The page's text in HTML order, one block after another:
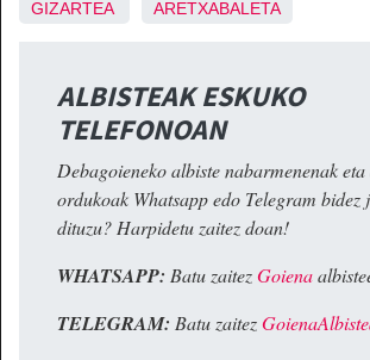
GIZARTEA ARETXABALETA
ALBISTEAK ESKUKO
TELEFONOAN
Debagoieneko albiste nabarmenenak eta
ordukoak Whatsapp edo Telegram bidez
dituzu? Harpidetu zaitez doan!
WHATSAPP: Batu zaitezGoiena
TELEGRAM: Batu zaitez